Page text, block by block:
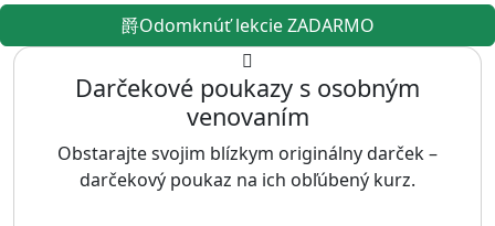
Odomknúť lekcie ZADARMO
Darčekové poukazy s osobným
venovaním
Obstarajte svojim blízkym originálny darček –
darčekový poukaz na ich obľúbený kurz.